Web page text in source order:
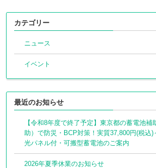
カテゴリー
ニュース
イベント
最近のお知らせ
【令和8年度で終了予定】東京都の蓄電池補
助）で防災・BCP対策！実質37,800円(税込)
光パネル付・可搬型蓄電池のご案内
2026年夏季休業のお知らせ